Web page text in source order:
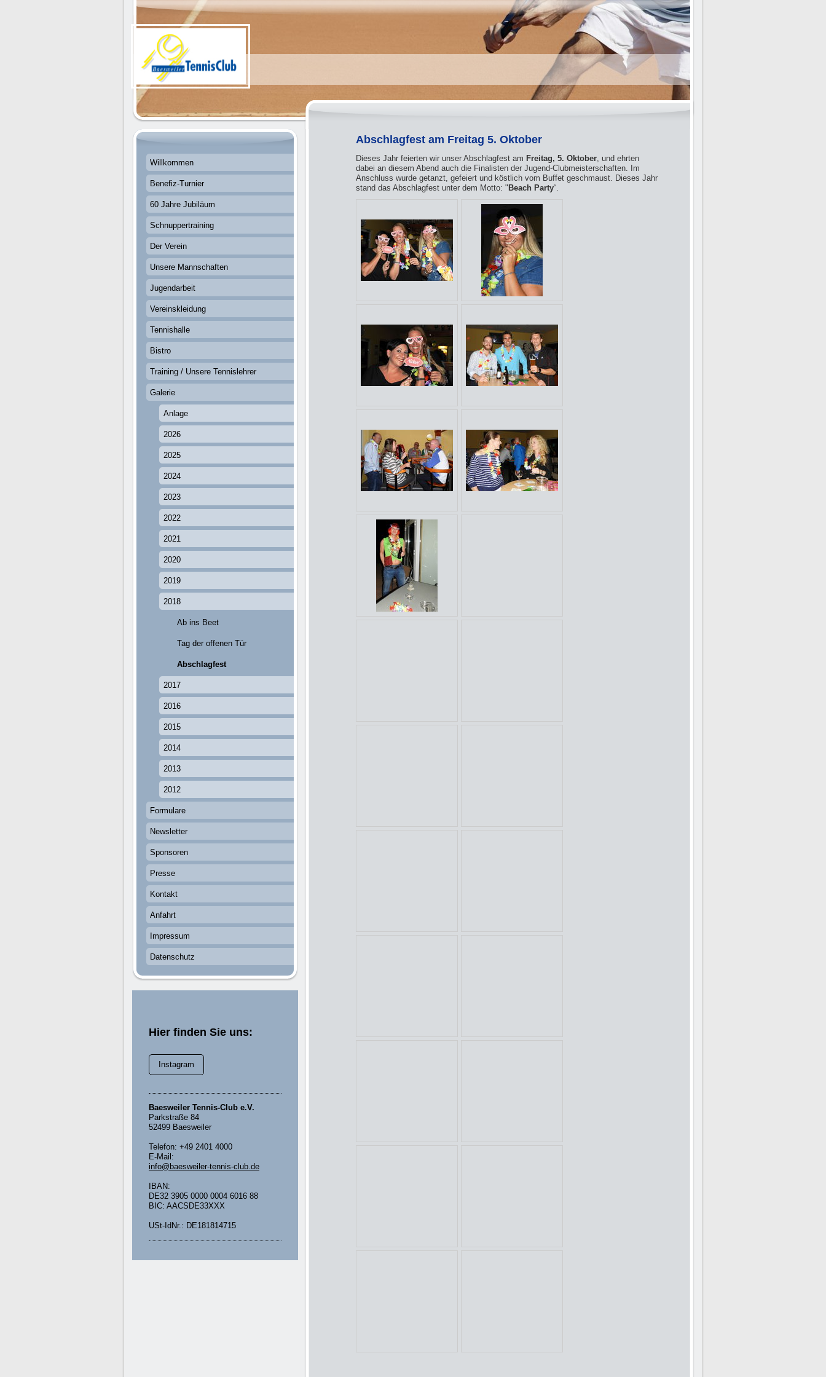
Abschlagfest am Freitag 5. Oktober
Dieses Jahr feierten wir unser Abschlagfest am Freitag, 5. Oktober, und ehrten
dabei an diesem Abend auch die Finalisten der Jugend-Clubmeisterschaften. Im
Anschluss wurde getanzt, gefeiert und köstlich vom Buffet geschmaust. Dieses Jahr
stand das Abschlagfest unter dem Motto: " Beach Party“.
Willkommen
Benefiz-Turnier
60 Jahre Jubiläum
Schnuppertraining
Der Verein
Unsere Mannschaften
Jugendarbeit
Vereinskleidung
Tennishalle
Bistro
Training / Unsere Tennislehrer
Galerie
Anlage
2026
2025
2024
2023
2022
2021
2020
2019
2018
Ab ins Beet
Tag der offenen Tür
Abschlagfest
2017
2016
2015
2014
2013
2012
Formulare
Newsletter
Sponsoren
Presse
Kontakt
Anfahrt
Impressum
Datenschutz
Hier finden Sie uns:
Instagram
Baesweiler Tennis-Club e.V.
Parkstraße 84
52499 Baesweiler
Telefon: +49 2401 4000
E-Mail:
info@baesweiler-tennis-club.de
IBAN:
DE32 3905 0000 0004 6016 88
BIC: AACSDE33XXX
USt-IdNr.: DE181814715